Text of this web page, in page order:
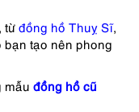
từ đồng hồ Thuỵ Sĩ,
bạn tạo nên phong
mẫu đồng hồ cũ